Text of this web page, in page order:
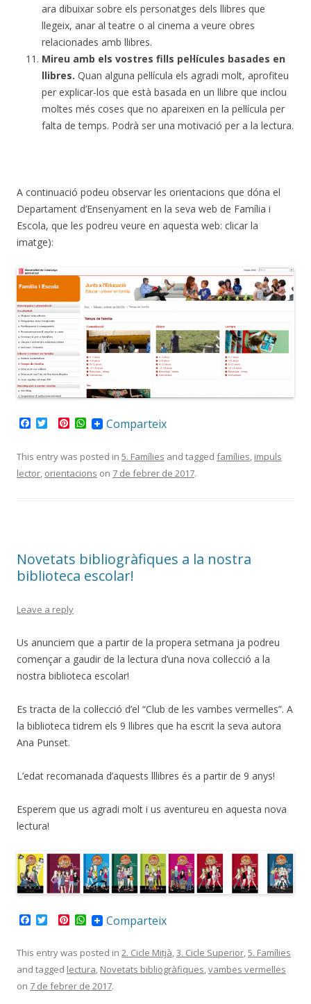
ara dibuixar sobre els personatges dels llibres que
llegeix, anar al teatre o al cinema a veure obres
relacionades amb llibres.
Mireu amb els vostres fills pel·lícules basades en
llibres. Quan alguna pel·lícula els agradi molt, aprofiteu
per explicar-los que està basada en un llibre que inclou
moltes més coses que no apareixen en la pel·lícula per
falta de temps. Podrà ser una motivació per a la lectura.
A continuació podeu observar les orientacions que dóna el
Departament d’Ensenyament en la seva web de Família i
Escola, que les podreu veure en aquesta web: clicar la
imatge):
e
o
t
e
P
t
r
W
h
t
A
Comparteix
This entry was posted in 5. Famílies and tagged famílies, impuls
lector, orientacions on 7 de febrer de 2017.
Novetats bibliogràfiques a la nostra
biblioteca escolar!
Leave a reply
Us anunciem que a partir de la propera setmana ja podreu
començar a gaudir de la lectura d’una nova col·lecció a la
nostra biblioteca escolar!
Es tracta de la col·lecció d’el “Club de les vambes vermelles”. A
la biblioteca tidrem els 9 llibres que ha escrit la seva autora
Ana Punset.
L’edat recomanada d’aquests lllibres és a partir de 9 anys!
Esperem que us agradi molt i us aventureu en aquesta nova
lectura!
a
e
b
o
o
t
t
e
r
P
t
e
r
e
W
h
t
s
A
p
Comparteix
This entry was posted in 2. Cicle Mitjà,3. Cicle Superior,5. Famílies
and tagged lectura, Novetats bibliogràfiques,vambes vermelles
on 7 de febrer de 2017.